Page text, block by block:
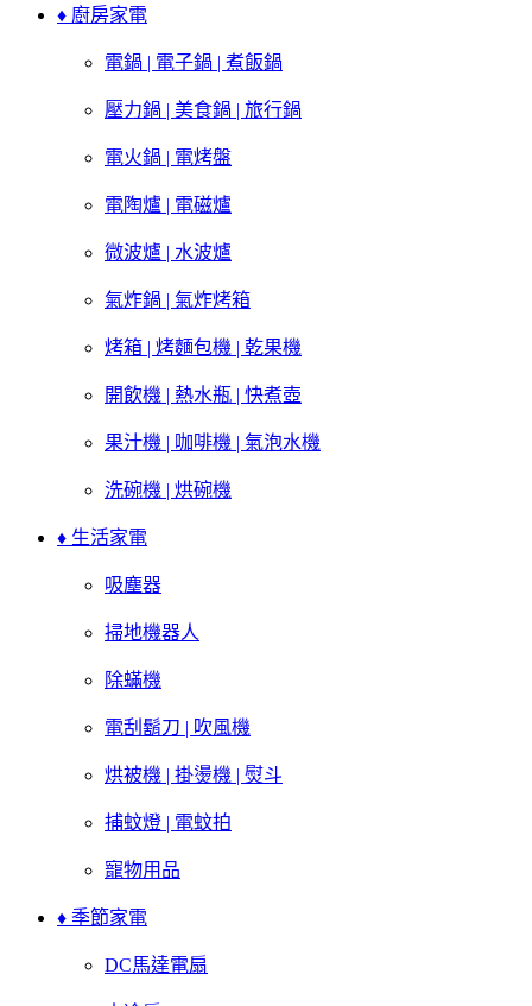
♦ 廚房家電
電鍋 | 電子鍋 | 煮飯鍋
壓力鍋 | 美食鍋 | 旅行鍋
電火鍋 | 電烤盤
電陶爐 | 電磁爐
微波爐 | 水波爐
氣炸鍋 | 氣炸烤箱
烤箱 | 烤麵包機 | 乾果機
開飲機 | 熱水瓶 | 快煮壺
果汁機 | 咖啡機 | 氣泡水機
洗碗機 | 烘碗機
♦ 生活家電
吸塵器
掃地機器人
除蟎機
電刮鬍刀 | 吹風機
烘被機 | 掛燙機 | 熨斗
捕蚊燈 | 電蚊拍
寵物用品
♦ 季節家電
DC馬達電扇